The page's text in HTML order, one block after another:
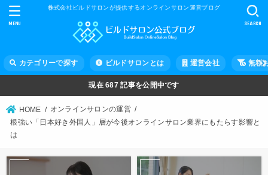
株式会社ビルドサロンが提供するオンラインサロン運営ブログ
カテゴリーで探す ビルドサロンとは 運営会社 無料
SEARCH
MENU
現在687 記事を公開中です
HOME
オンラインサロンの運営
根強い「日本好き外国人」層が今後オンラインサロン業界にもたらす影響と
は